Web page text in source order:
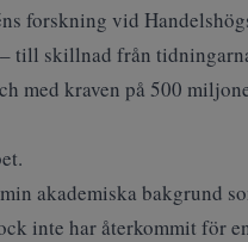
forskning vid
till skillnad från
med kraven på 500
akademiska bakgrund
inte har återkommit för